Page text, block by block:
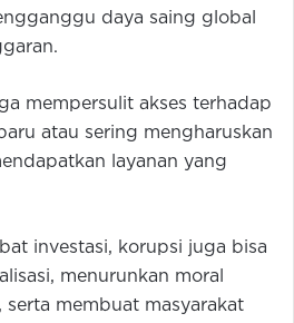
daya saing global
mempersulit akses terhadap
atau sering mengharuskan
layanan yang
investasi, korupsi juga bisa
menurunkan moral
membuat masyarakat